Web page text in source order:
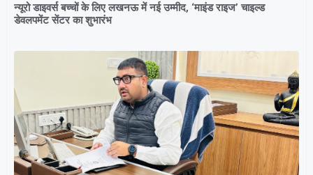
न्यूरो डाइवर्स बच्चों के लिए लखनऊ में नई उम्मीद, ‘माइंड राइज’ चाइल्ड
डेवलपमेंट सेंटर का शुभारंभ